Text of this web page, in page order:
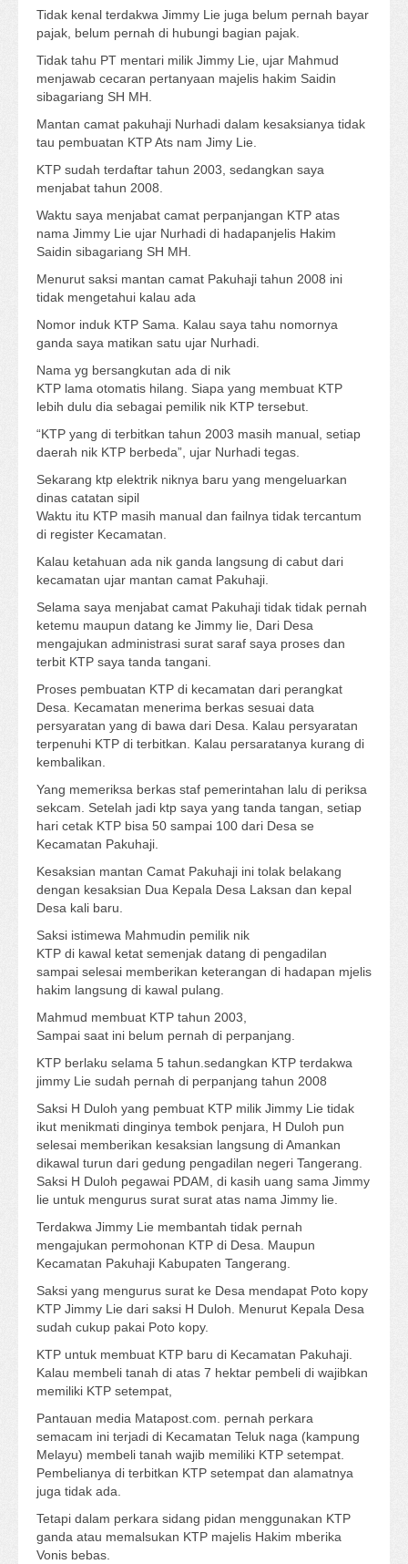
Tidak kenal terdakwa Jimmy Lie juga belum pernah bayar
pajak, belum pernah di hubungi bagian pajak.
Tidak tahu PT mentari milik Jimmy Lie, ujar Mahmud
menjawab cecaran pertanyaan majelis hakim Saidin
sibagariang SH MH.
Mantan camat pakuhaji Nurhadi dalam kesaksianya tidak
tau pembuatan KTP Ats nam Jimy Lie.
KTP sudah terdaftar tahun 2003, sedangkan saya
menjabat tahun 2008.
Waktu saya menjabat camat perpanjangan KTP atas
nama Jimmy Lie ujar Nurhadi di hadapanjelis Hakim
Saidin sibagariang SH MH.
Menurut saksi mantan camat Pakuhaji tahun 2008 ini
tidak mengetahui kalau ada
Nomor induk KTP Sama. Kalau saya tahu nomornya
ganda saya matikan satu ujar Nurhadi.
Nama yg bersangkutan ada di nik
KTP lama otomatis hilang. Siapa yang membuat KTP
lebih dulu dia sebagai pemilik nik KTP tersebut.
“KTP yang di terbitkan tahun 2003 masih manual, setiap
daerah nik KTP berbeda”, ujar Nurhadi tegas.
Sekarang ktp elektrik niknya baru yang mengeluarkan
dinas catatan sipil
Waktu itu KTP masih manual dan failnya tidak tercantum
di register Kecamatan.
Kalau ketahuan ada nik ganda langsung di cabut dari
kecamatan ujar mantan camat Pakuhaji.
Selama saya menjabat camat Pakuhaji tidak tidak pernah
ketemu maupun datang ke Jimmy lie, Dari Desa
mengajukan administrasi surat saraf saya proses dan
terbit KTP saya tanda tangani.
Proses pembuatan KTP di kecamatan dari perangkat
Desa. Kecamatan menerima berkas sesuai data
persyaratan yang di bawa dari Desa. Kalau persyaratan
terpenuhi KTP di terbitkan. Kalau persaratanya kurang di
kembalikan.
Yang memeriksa berkas staf pemerintahan lalu di periksa
sekcam. Setelah jadi ktp saya yang tanda tangan, setiap
hari cetak KTP bisa 50 sampai 100 dari Desa se
Kecamatan Pakuhaji.
Kesaksian mantan Camat Pakuhaji ini tolak belakang
dengan kesaksian Dua Kepala Desa Laksan dan kepal
Desa kali baru.
Saksi istimewa Mahmudin pemilik nik
KTP di kawal ketat semenjak datang di pengadilan
sampai selesai memberikan keterangan di hadapan mjelis
hakim langsung di kawal pulang.
Mahmud membuat KTP tahun 2003,
Sampai saat ini belum pernah di perpanjang.
KTP berlaku selama 5 tahun.sedangkan KTP terdakwa
jimmy Lie sudah pernah di perpanjang tahun 2008
Saksi H Duloh yang pembuat KTP milik Jimmy Lie tidak
ikut menikmati dinginya tembok penjara, H Duloh pun
selesai memberikan kesaksian langsung di Amankan
dikawal turun dari gedung pengadilan negeri Tangerang.
Saksi H Duloh pegawai PDAM, di kasih uang sama Jimmy
lie untuk mengurus surat surat atas nama Jimmy lie.
Terdakwa Jimmy Lie membantah tidak pernah
mengajukan permohonan KTP di Desa. Maupun
Kecamatan Pakuhaji Kabupaten Tangerang.
Saksi yang mengurus surat ke Desa mendapat Poto kopy
KTP Jimmy Lie dari saksi H Duloh. Menurut Kepala Desa
sudah cukup pakai Poto kopy.
KTP untuk membuat KTP baru di Kecamatan Pakuhaji.
Kalau membeli tanah di atas 7 hektar pembeli di wajibkan
memiliki KTP setempat,
Pantauan media Matapost.com. pernah perkara
semacam ini terjadi di Kecamatan Teluk naga (kampung
Melayu) membeli tanah wajib memiliki KTP setempat.
Pembelianya di terbitkan KTP setempat dan alamatnya
juga tidak ada.
Tetapi dalam perkara sidang pidan menggunakan KTP
ganda atau memalsukan KTP majelis Hakim mberika
Vonis bebas.